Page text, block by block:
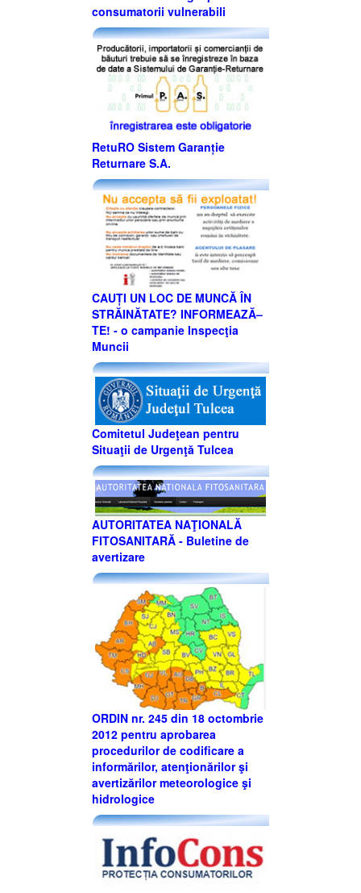
consumatorii vulnerabili
RetuRO Sistem Garanție
Returnare S.A.
CAUȚI UN LOC DE MUNCĂ ÎN
STRĂINĂTATE? INFORMEAZĂ–
TE! - o campanie Inspecţia
Muncii
Comitetul Judeţean pentru
Situaţii de Urgenţă Tulcea
AUTORITATEA NAŢIONALĂ
FITOSANITARĂ - Buletine de
avertizare
ORDIN nr. 245 din 18 octombrie
2012 pentru aprobarea
procedurilor de codificare a
informărilor, atenţionărilor şi
avertizărilor meteorologice şi
hidrologice